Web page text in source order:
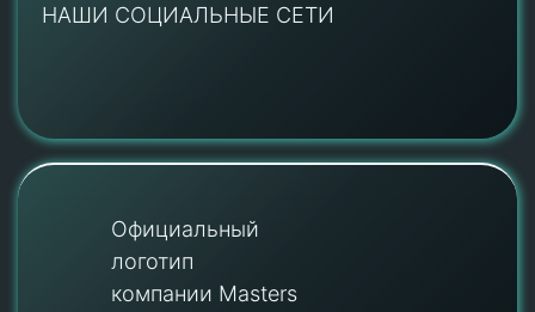
НАШИ СОЦИАЛЬНЫЕ СЕТИ
Официальный
логотип
компании Masters